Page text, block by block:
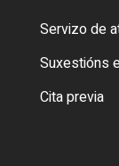
Servizo de
Suxestións
Cita previa